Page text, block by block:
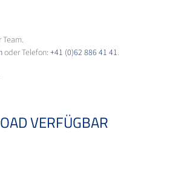
oder Telefon: +41 (0)62 886 41 41.
VERFÜGBAR